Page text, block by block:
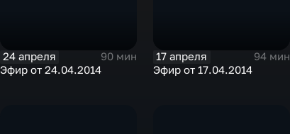
24 апреля
90 мин
Эфир от 24.04.2014
17 апреля
94 мин
Эфир от 17.04.2014